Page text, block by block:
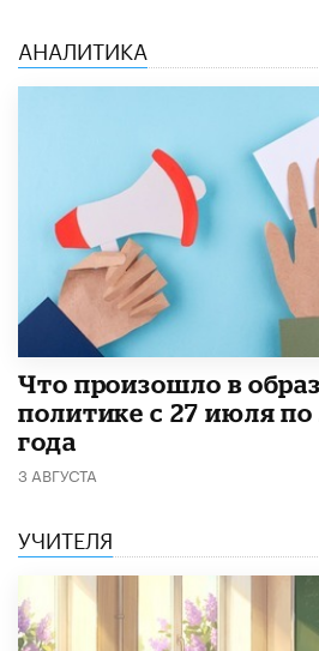
АНАЛИТИКА
​Что произошло в
политике с 27 июля по
года
3 АВГУСТА
УЧИТЕЛЯ